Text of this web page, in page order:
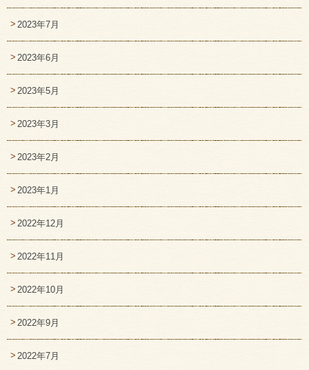
2023年7月
2023年6月
2023年5月
2023年3月
2023年2月
2023年1月
2022年12月
2022年11月
2022年10月
2022年9月
2022年7月